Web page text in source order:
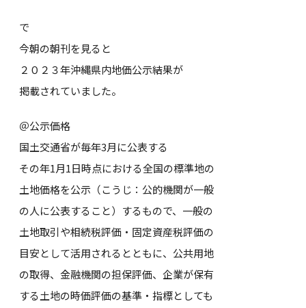
で
今朝の朝刊を見ると
２０２３年沖縄県内地価公示結果が
掲載されていました。
＠公示価格
国土交通省が毎年3月に公表する
その年1月1日時点における全国の標準地の
土地価格を公示（こうじ：公的機関が一般
の人に公表すること）するもので、一般の
土地取引や相続税評価・固定資産税評価の
目安として活用されるとともに、公共用地
の取得、金融機関の担保評価、企業が保有
する土地の時価評価の基準・指標としても